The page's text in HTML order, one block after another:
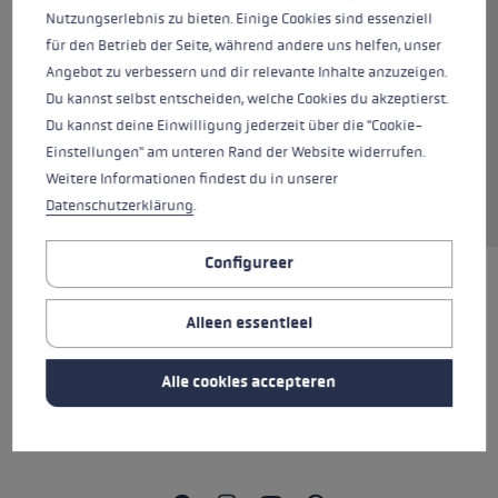
Kleur neonpink-neonyellow
ALLE SPECIFICATIES
REVIEWS (17)
Nutzungserlebnis zu bieten. Einige Cookies sind essenziell
für den Betrieb der Seite, während andere uns helfen, unser
Angebot zu verbessern und dir relevante Inhalte anzuzeigen.
Du kannst selbst entscheiden, welche Cookies du akzeptierst.
Du kannst deine Einwilligung jederzeit über die "Cookie-
Einstellungen" am unteren Rand der Website widerrufen.
Weitere Informationen findest du in unserer
Datenschutzerklärung.
Configureer
Alleen essentieel
Alle cookies accepteren